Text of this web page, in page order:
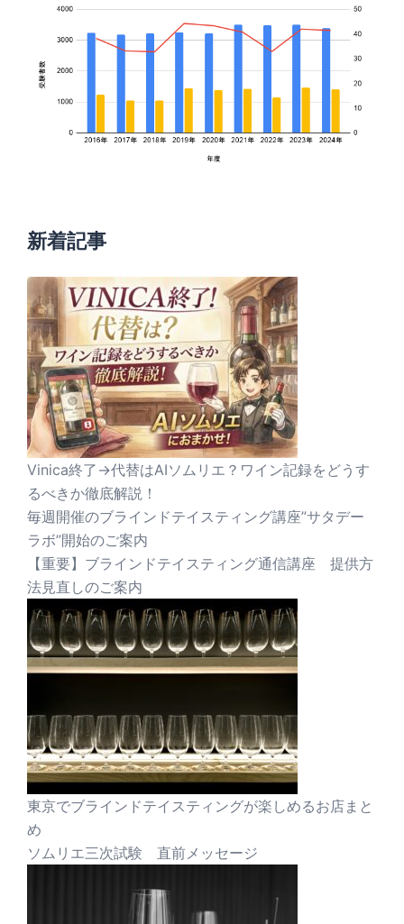
新着記事
Vinica終了→代替はAIソムリエ？ワイン記録をどうす
るべきか徹底解説！
毎週開催のブラインドテイスティング講座”サタデー
ラボ”開始のご案内
【重要】ブラインドテイスティング通信講座 提供方
法見直しのご案内
東京でブラインドテイスティングが楽しめるお店まと
め
ソムリエ三次試験 直前メッセージ